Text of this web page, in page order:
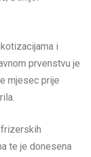
i
prvenstvu je
mjesec prije
frizerskih
te je donesena